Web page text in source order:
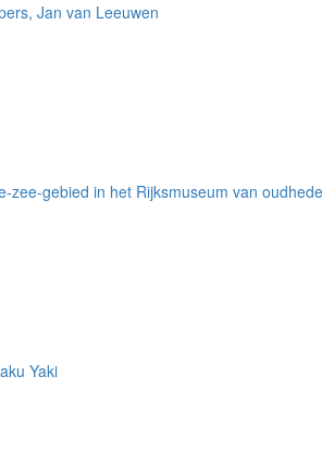
Jan van Leeuwen
gebied in het Rijksmuseum van
Yaki